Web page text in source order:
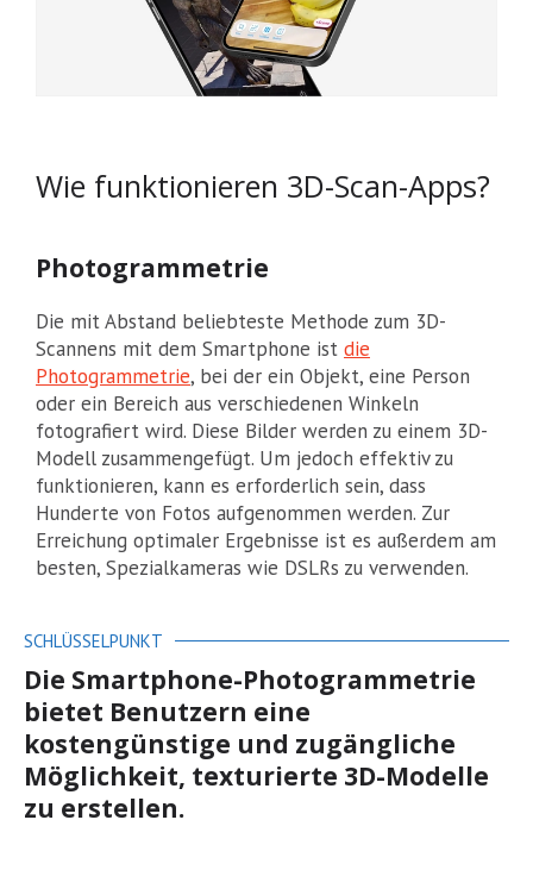
Wie funktionieren 3D-Scan-Apps?
Photogrammetrie
Die mit Abstand beliebteste Methode zum 3D-
Scannens mit dem Smartphone ist die
Photogrammetrie, bei der ein Objekt, eine Person
oder ein Bereich aus verschiedenen Winkeln
fotografiert wird. Diese Bilder werden zu einem 3D-
Modell zusammengefügt. Um jedoch effektiv zu
funktionieren, kann es erforderlich sein, dass
Hunderte von Fotos aufgenommen werden. Zur
Erreichung optimaler Ergebnisse ist es außerdem am
besten, Spezialkameras wie DSLRs zu verwenden.
SCHLÜSSELPUNKT
Die Smartphone-Photogrammetrie
bietet Benutzern eine
kostengünstige und zugängliche
Möglichkeit, texturierte 3D-Modelle
zu erstellen.